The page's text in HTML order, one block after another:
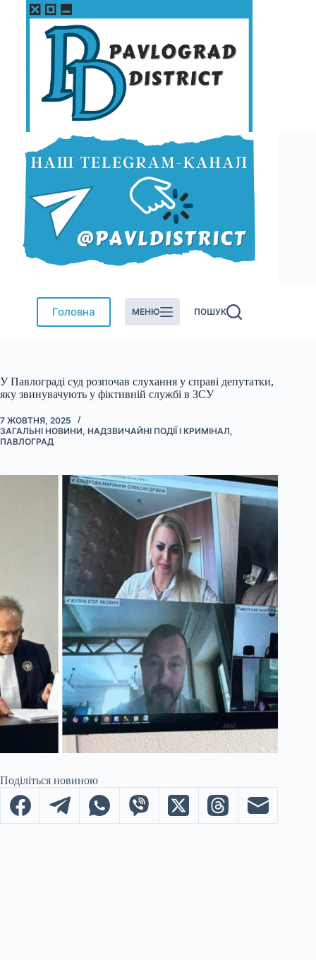
Перейти
Головна МЕНЮ ПОШУК
У Павлограді суд розпочав слухання у справі депутатки,
яку звинувачують у фіктивній службі в ЗСУ
7 ЖОВТНЯ, 2025
ЗАГАЛЬНІ НОВИНИ, НАДЗВИЧАЙНІ ПОДІЇ І КРИМІНАЛ,
ПАВЛОГРАД
Поділіться новиною